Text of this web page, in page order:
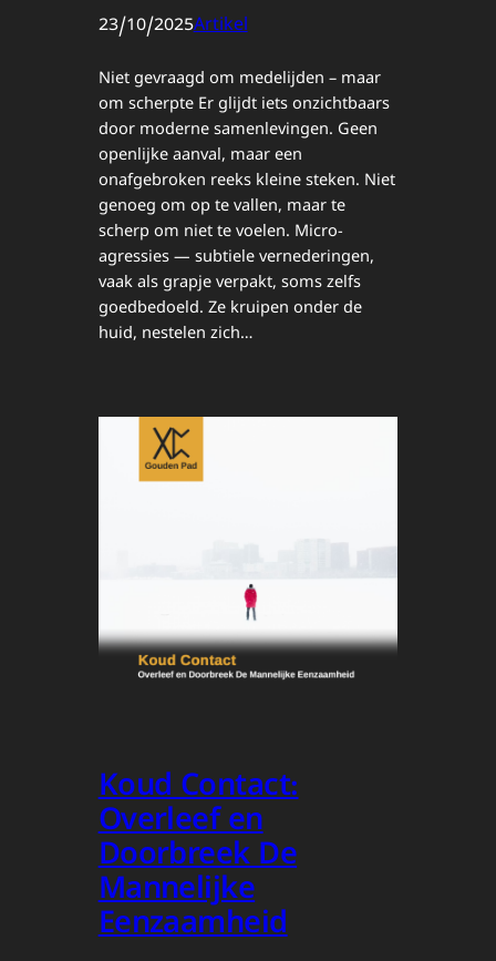
23/10/2025Artikel
Niet gevraagd om medelijden – maar
om scherpte Er glijdt iets onzichtbaars
door moderne samenlevingen. Geen
openlijke aanval, maar een
onafgebroken reeks kleine steken. Niet
genoeg om op te vallen, maar te
scherp om niet te voelen. Micro-
agressies — subtiele vernederingen,
vaak als grapje verpakt, soms zelfs
goedbedoeld. Ze kruipen onder de
huid, nestelen zich…
Koud Contact:
Overleef en
Doorbreek De
Mannelijke
Eenzaamheid